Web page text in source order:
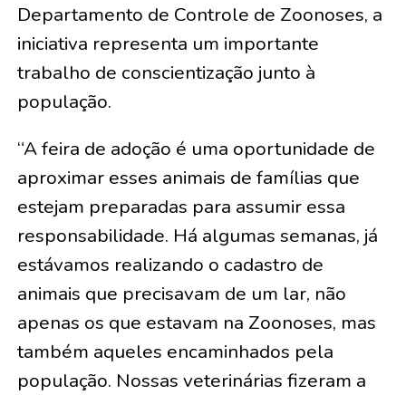
Departamento de Controle de Zoonoses, a
iniciativa representa um importante
trabalho de conscientização junto à
população.
“A feira de adoção é uma oportunidade de
aproximar esses animais de famílias que
estejam preparadas para assumir essa
responsabilidade. Há algumas semanas, já
estávamos realizando o cadastro de
animais que precisavam de um lar, não
apenas os que estavam na Zoonoses, mas
também aqueles encaminhados pela
população. Nossas veterinárias fizeram a